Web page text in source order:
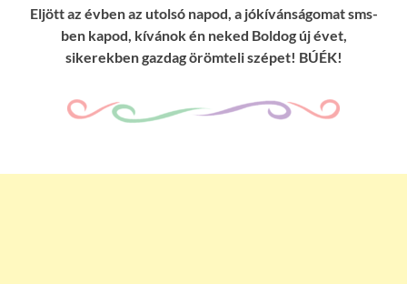
Eljött az évben az utolsó napod, a jókívánságomat sms-
ben kapod, kívánok én neked Boldog új évet,
sikerekben gazdag örömteli szépet! BÚÉK!